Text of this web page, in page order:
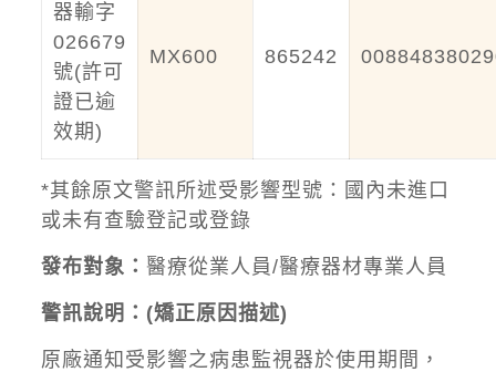
器輸字
026679
號(許可
證已逾
效期)
MX600 865242
*其餘原文警訊所述受影響型號：國內未進口
或未有查驗登記或登錄
發布對象： 醫療從業人員/醫療器材專業人員
警訊說明：(矯正原因描述)
原廠通知受影響之病患監視器於使用期間，